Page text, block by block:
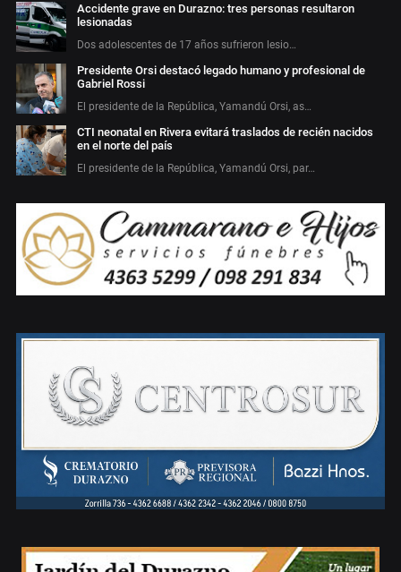
Accidente grave en Durazno: tres personas resultaron
lesionadas
Dos adolescentes de 17 años sufrieron lesio…
Presidente Orsi destacó legado humano y profesional de
Gabriel Rossi
El presidente de la República, Yamandú Orsi, as…
CTI neonatal en Rivera evitará traslados de recién nacidos
en el norte del país
El presidente de la República, Yamandú Orsi, par…